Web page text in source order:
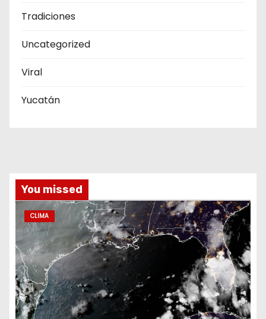
Tradiciones
Uncategorized
Viral
Yucatán
You missed
CLIMA